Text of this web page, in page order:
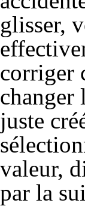
glisser,
corriger
changer
juste
valeur,
par la